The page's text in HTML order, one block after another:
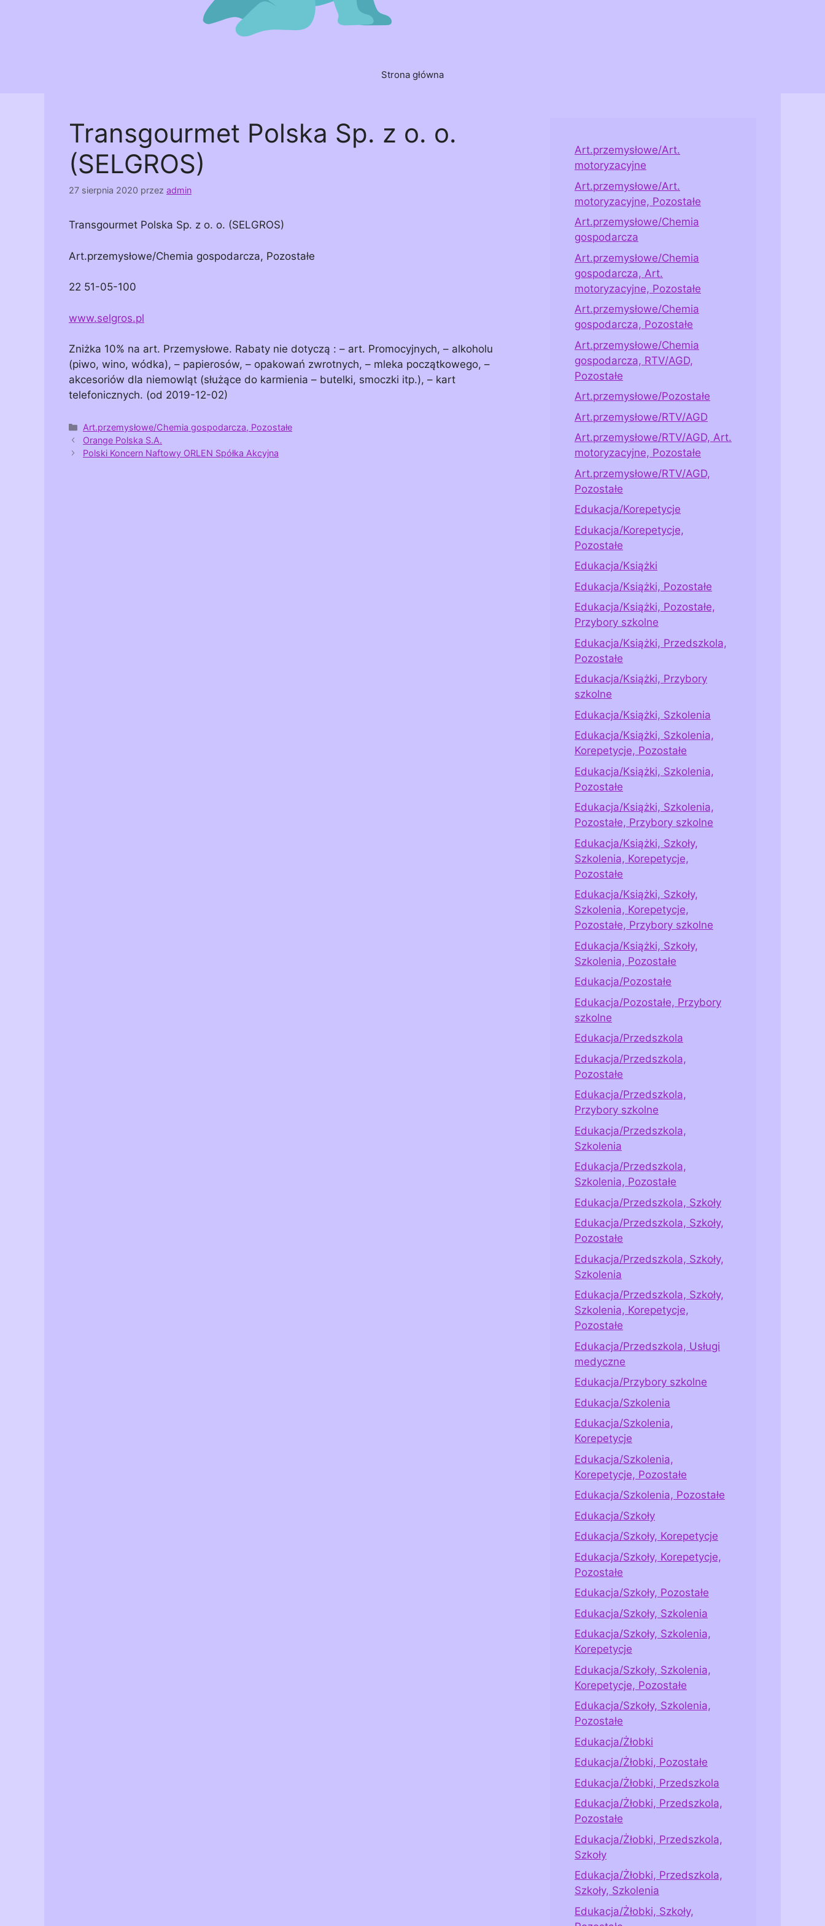
Strona główna
Transgourmet Polska Sp. z o. o.
(SELGROS)
27 sierpnia 2020 przez admin
Transgourmet Polska Sp. z o. o. (SELGROS)
Art.przemysłowe/Chemia gospodarcza, Pozostałe
22 51-05-100
www.selgros.pl
Zniżka 10% na art. Przemysłowe. Rabaty nie dotyczą : – art. Promocyjnych, – alkoholu
(piwo, wino, wódka), – papierosów, – opakowań zwrotnych, – mleka początkowego, –
akcesoriów dla niemowląt (służące do karmienia – butelki, smoczki itp.), – kart
telefonicznych. (od 2019-12-02)
Kategorie
Art.przemysłowe/Chemia gospodarcza, Pozostałe
Orange Polska S.A.
Polski Koncern Naftowy ORLEN Spółka Akcyjna
Art.przemysłowe/Art.
motoryzacyjne
Art.przemysłowe/Art.
motoryzacyjne, Pozostałe
Art.przemysłowe/Chemia
gospodarcza
Art.przemysłowe/Chemia
gospodarcza, Art.
motoryzacyjne, Pozostałe
Art.przemysłowe/Chemia
gospodarcza, Pozostałe
Art.przemysłowe/Chemia
gospodarcza, RTV/AGD,
Pozostałe
Art.przemysłowe/Pozostałe
Art.przemysłowe/RTV/AGD
Art.przemysłowe/RTV/AGD, Art.
motoryzacyjne, Pozostałe
Art.przemysłowe/RTV/AGD,
Pozostałe
Edukacja/Korepetycje
Edukacja/Korepetycje,
Pozostałe
Edukacja/Książki
Edukacja/Książki, Pozostałe
Edukacja/Książki, Pozostałe,
Przybory szkolne
Edukacja/Książki, Przedszkola,
Pozostałe
Edukacja/Książki, Przybory
szkolne
Edukacja/Książki, Szkolenia
Edukacja/Książki, Szkolenia,
Korepetycje, Pozostałe
Edukacja/Książki, Szkolenia,
Pozostałe
Edukacja/Książki, Szkolenia,
Pozostałe, Przybory szkolne
Edukacja/Książki, Szkoły,
Szkolenia, Korepetycje,
Pozostałe
Edukacja/Książki, Szkoły,
Szkolenia, Korepetycje,
Pozostałe, Przybory szkolne
Edukacja/Książki, Szkoły,
Szkolenia, Pozostałe
Edukacja/Pozostałe
Edukacja/Pozostałe, Przybory
szkolne
Edukacja/Przedszkola
Edukacja/Przedszkola,
Pozostałe
Edukacja/Przedszkola,
Przybory szkolne
Edukacja/Przedszkola,
Szkolenia
Edukacja/Przedszkola,
Szkolenia, Pozostałe
Edukacja/Przedszkola, Szkoły
Edukacja/Przedszkola, Szkoły,
Pozostałe
Edukacja/Przedszkola, Szkoły,
Szkolenia
Edukacja/Przedszkola, Szkoły,
Szkolenia, Korepetycje,
Pozostałe
Edukacja/Przedszkola, Usługi
medyczne
Edukacja/Przybory szkolne
Edukacja/Szkolenia
Edukacja/Szkolenia,
Korepetycje
Edukacja/Szkolenia,
Korepetycje, Pozostałe
Edukacja/Szkolenia, Pozostałe
Edukacja/Szkoły
Edukacja/Szkoły, Korepetycje
Edukacja/Szkoły, Korepetycje,
Pozostałe
Edukacja/Szkoły, Pozostałe
Edukacja/Szkoły, Szkolenia
Edukacja/Szkoły, Szkolenia,
Korepetycje
Edukacja/Szkoły, Szkolenia,
Korepetycje, Pozostałe
Edukacja/Szkoły, Szkolenia,
Pozostałe
Edukacja/Żłobki
Edukacja/Żłobki, Pozostałe
Edukacja/Żłobki, Przedszkola
Edukacja/Żłobki, Przedszkola,
Pozostałe
Edukacja/Żłobki, Przedszkola,
Szkoły
Edukacja/Żłobki, Przedszkola,
Szkoły, Szkolenia
Edukacja/Żłobki, Szkoły,